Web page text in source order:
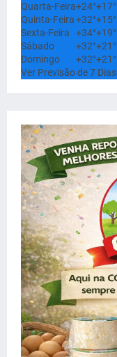
Quarta-Feira+24°+17°
Quinta-Feira+32°+15°
Sexta-Feira
+34°+19°
Sábado
+32°+21°
Domingo
+32°+21°
Ver Previsão de 7 Dias